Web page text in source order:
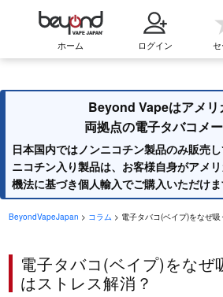
ホーム ログイン
Beyond Vapeはアメリ
両拠点の電子タバコメ
日本国内ではノンニコチン製品のみ販売し
ニコチン入り製品は、お客様自身がアメ
機法に基づき個人輸入でご購入いただけま
BeyondVapeJapan > コラム > 電子タバコ(ベイプ)をなぜ
電子タバコ(ベイプ)をなぜ
はストレス解消？